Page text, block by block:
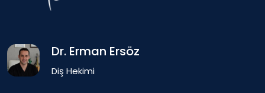
Dr. Erman Ersöz
Diş Hekimi